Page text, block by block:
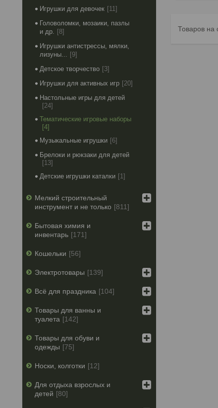
Игрушки для девочек
11
Головоломки, мозаики, пазлы
и др.
8
Игрушки антистрессы, мялки,
лизуны...
9
Детское творчество
3
Игрушки для активных игр 20
Настольные игры для детей
24
Тематические игровые наборы
4
Музыкальные игрушки 6
Брелоки и рюкзаки для детей
13
Детские игрушки каталки
1
Мелкий строительный
инструмент и не только
811
Бытовая химия и
инвентарь
171
Кошельки 56
Электротовары 139
Всё для праздника 104
Товары для ванны и
туалета
142
Товары для обуви и
одежды
75
Носки, колготки 12
Для отдыха взрослых и
детей
80